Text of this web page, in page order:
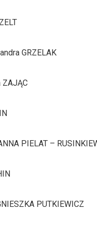
GRZELAK
ZAJĄC
PIELAT –
PUTKIEWICZ